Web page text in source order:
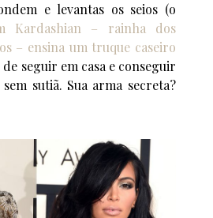
e levantas os seios (o
Kardashian – rainha dos
– ensina um truque caseiro
seguir em casa e conseguir
sutiã. Sua arma secreta?